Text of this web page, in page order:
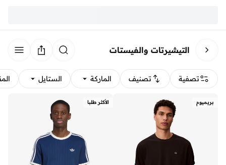
التيشيرتات والفيستات
تصفية تصنيف الماركة الستايل
بريميوم الأكثر طلبا